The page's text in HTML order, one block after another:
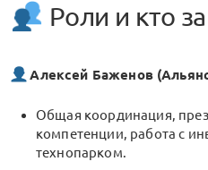
Роли и кто
Алексей Баженов
Общая координация,
компетенции, работа с
технопарком.